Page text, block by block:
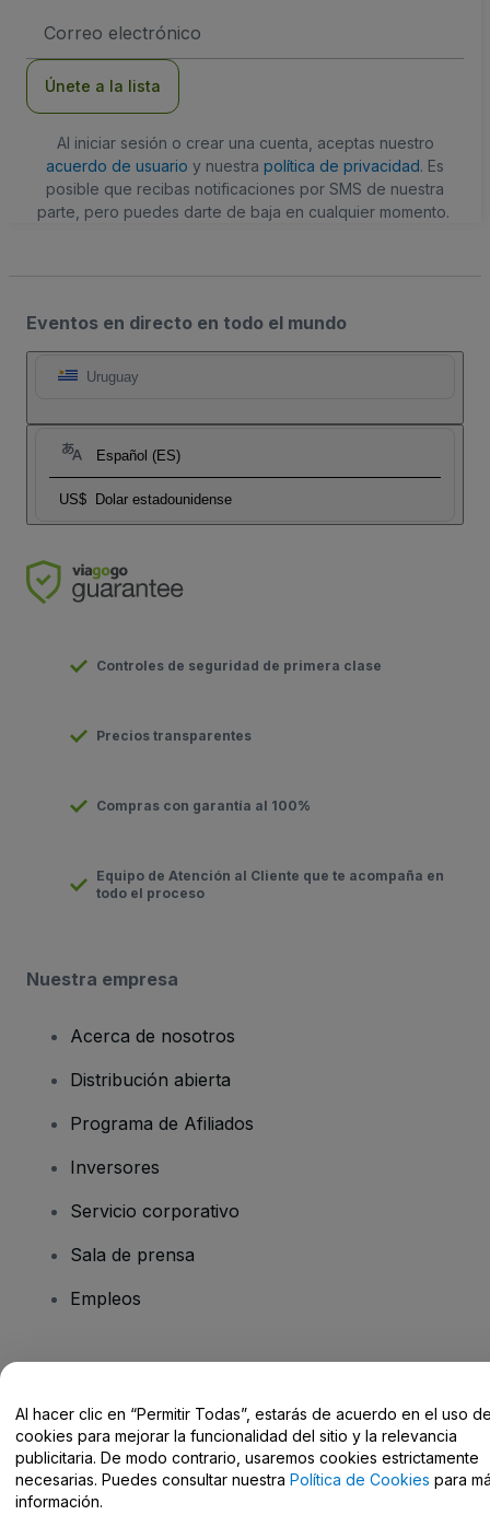
de
Únete a la lista
Al iniciar sesión o crear una cuenta, aceptas nuestro
acuerdo de usuario y nuestra política de privacidad. Es
posible que recibas notificaciones por SMS de nuestra
parte, pero puedes darte de baja en cualquier momento.
Eventos en directo en todo el mundo
Uruguay
Español (ES)
US$ Dolar estadounidense
Controles de seguridad de primera clase
Precios transparentes
Compras con garantía al 100%
Equipo de Atención al Cliente que te acompaña en
todo el proceso
Nuestra empresa
Acerca de nosotros
Distribución abierta
Programa de Afiliados
Inversores
Servicio corporativo
Sala de prensa
Empleos
Centro de Ayuda / Contacto
Al hacer clic en “Permitir Todas”, estarás de acuerdo en el uso
cookies para mejorar la funcionalidad del sitio y la relevancia
publicitaria. De modo contrario, usaremos cookies estrictamente
necesarias. Puedes consultar nuestra Política de Cookies para
información.